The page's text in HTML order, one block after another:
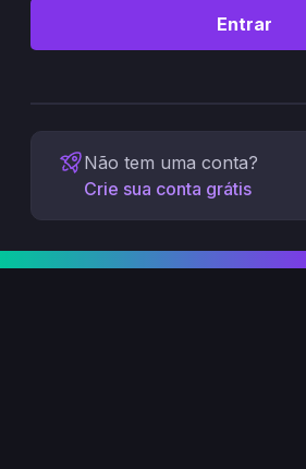
Entrar
Não tem uma conta?
Crie sua conta grátis